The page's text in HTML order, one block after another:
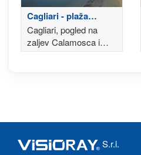
Cagliari - plaža
Calamosca
Cagliari, pogled na
zaljev Calamosca i
svjetionik Capo
S.r.l.